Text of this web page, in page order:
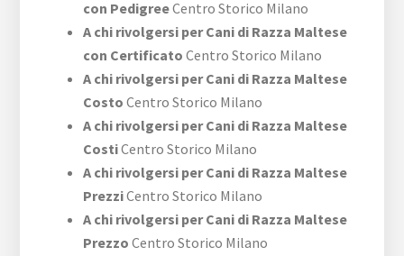
con PedigreeCentro Storico Milano
A chi rivolgersi per Cani di Razza Maltese
con Certificato Centro Storico Milano
A chi rivolgersi per Cani di Razza Maltese
Costo Centro Storico Milano
A chi rivolgersi per Cani di Razza Maltese
CostiCentro Storico Milano
A chi rivolgersi per Cani di Razza Maltese
PrezziCentro Storico Milano
A chi rivolgersi per Cani di Razza Maltese
Prezzo Centro Storico Milano